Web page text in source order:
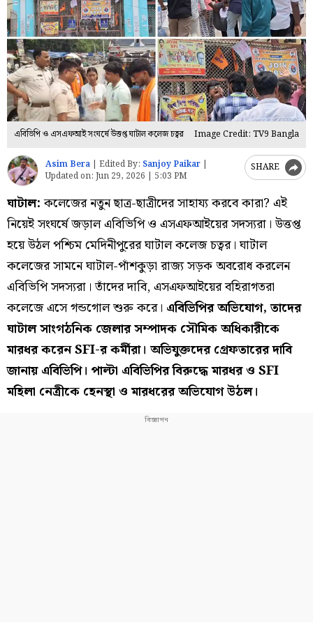
এবিভিপি ও এসএফআই সংঘর্ষে উত্তপ্ত ঘাটাল কলেজ চত্বর Image Credit: TV9 Bangla
Asim Bera Edited By: Sanjoy Paikar
Updated on: Jun 29, 2026 | 5:03 PM
SHARE
ঘাটাল:কলেজের নতুন ছাত্র-ছাত্রীদের সাহায্য করবে কারা? এই
নিয়েই সংঘর্ষে জড়াল এবিভিপি ও এসএফআইয়ের সদস্যরা। উত্তপ্ত
হয়ে উঠল পশ্চিম মেদিনীপুরের ঘাটাল কলেজ চত্বর। ঘাটাল
কলেজের সামনে ঘাটাল-পাঁশকুড়া রাজ্য সড়ক অবরোধ করলেন
এবিভিপি সদস্যরা। তাঁদের দাবি, এসএফআইয়ের বহিরাগতরা
কলেজে এসে গন্ডগোল শুরু করে। এবিভিপির অভিযোগ, তাদের
ঘাটাল সাংগঠনিক জেলার সম্পাদক সৌমিক অধিকারীকে
মারধর করেন SFI-র কর্মীরা। অভিযুক্তদের গ্রেফতারের দাবি
জানায় এবিভিপি। পাল্টা এবিভিপির বিরুদ্ধে মারধর ও SFI
মহিলা নেত্রীকে হেনস্থা ও মারধরের অভিযোগ উঠল।